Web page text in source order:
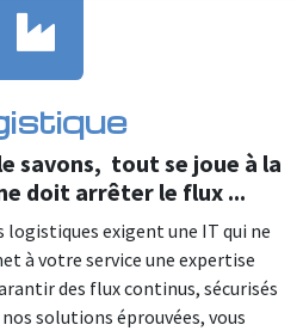
savons, tout se joue à la
doit arrêter le flux ...
logistiques exigent une IT qui ne
à votre service une expertise
des flux continus, sécurisés
solutions éprouvées, vous